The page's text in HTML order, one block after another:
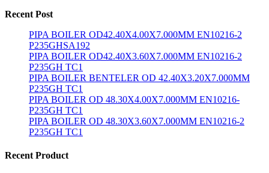
Recent Post
PIPA BOILER OD42.40X4.00X7.000MM EN10216-2
P235GHSA192
PIPA BOILER OD42.40X3.60X7.000MM EN10216-2
P235GH TC1
PIPA BOILER BENTELER OD 42.40X3.20X7.000MM
P235GH TC1
PIPA BOILER OD 48.30X4.00X7.000MM EN10216-
P235GH TC1
PIPA BOILER OD 48.30X3.60X7.000MM EN10216-2
P235GH TC1
Recent Product